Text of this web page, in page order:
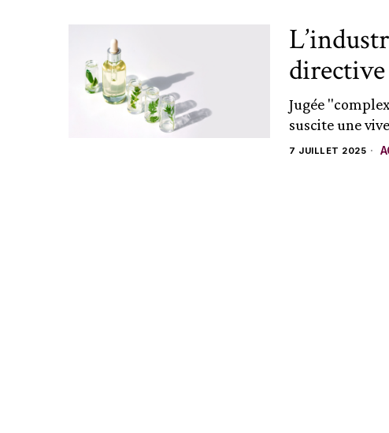
Jugée
suscite une
7 JUILLET 2025